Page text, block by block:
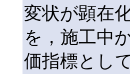
変状が顕在
を，施工中
価指標とし